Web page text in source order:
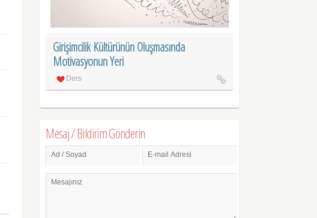
Girişimcilik Kültürünün Oluşmasında
Motivasyonun Yeri
Ders
Mesaj / Bildirim Gönderin
Ad / Soyad E-mail Adresi
Mesajınız